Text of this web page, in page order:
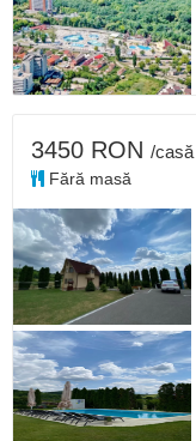
3450 RON /casă
Fără masă